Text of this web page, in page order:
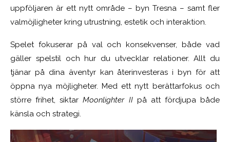
uppföljaren är ett nytt område – byn Tresna – samt fler
valmöjligheter kring utrustning, estetik och interaktion.
Spelet fokuserar på val och konsekvenser, både vad
gäller spelstil och hur du utvecklar relationer. Allt du
tjänar på dina äventyr kan återinvesteras i byn för att
öppna nya möjligheter. Med ett nytt berättarfokus och
större frihet, siktarMoonlighter IIpå att fördjupa både
känsla och strategi.